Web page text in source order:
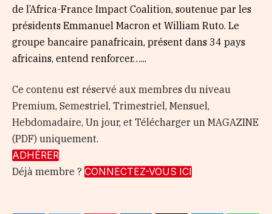
de l’Africa-France Impact Coalition, soutenue par les
présidents Emmanuel Macron et William Ruto. Le
groupe bancaire panafricain, présent dans 34 pays
africains, entend renforcer…...
Ce contenu est réservé aux membres du niveau
Premium, Semestriel, Trimestriel, Mensuel,
Hebdomadaire, Un jour, et Télécharger un MAGAZINE
(PDF) uniquement.
ADHÉRER
Déjà membre ? CONNECTEZ-VOUS ICI